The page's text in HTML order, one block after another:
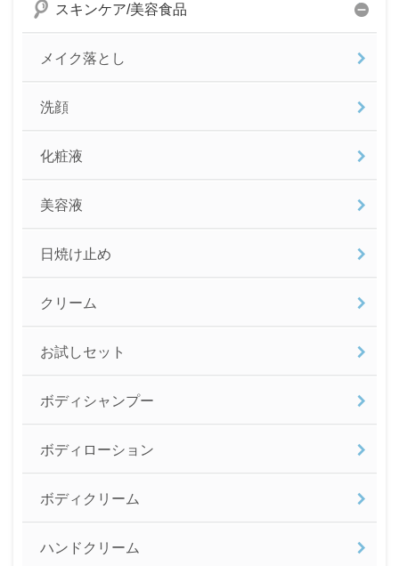
スキンケア/美容食品
メイク落とし
洗顔
化粧液
美容液
日焼け止め
クリーム
お試しセット
ボディシャンプー
ボディローション
ボディクリーム
ハンドクリーム